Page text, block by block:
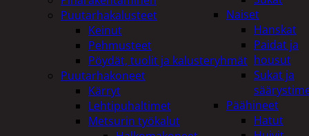
Naiset
Hanskat
Paidat ja
housut
Sukat ja
Päähineet
Hatut
Puutarhakalusteet
Keinut
Pehmusteet
Pöydät, tuolit ja kalusteryhmät
Puutarhakoneet
Kärryt
Lehtipuhaltimet
Metsurin työkalut